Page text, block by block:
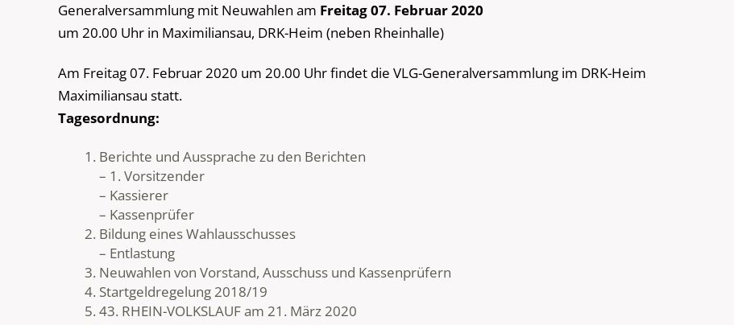
Generalversammlung mit Neuwahlen am Freitag 07. Februar 2020
um 20.00 Uhr in Maximiliansau, DRK-Heim (neben Rheinhalle)
Am Freitag 07. Februar 2020 um 20.00 Uhr findet die VLG-Generalversammlung im DRK-Heim
Maximiliansau statt.
Tagesordnung:
Berichte und Aussprache zu den Berichten
– 1. Vorsitzender
– Kassierer
– Kassenprüfer
Bildung eines Wahlausschusses
– Entlastung
Neuwahlen von Vorstand, Ausschuss und Kassenprüfern
Startgeldregelung 2018/19
43. RHEIN-VOLKSLAUF am 21. März 2020